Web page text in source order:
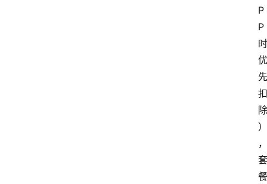
P
P
时
优
先
扣
除
）
，
套
餐